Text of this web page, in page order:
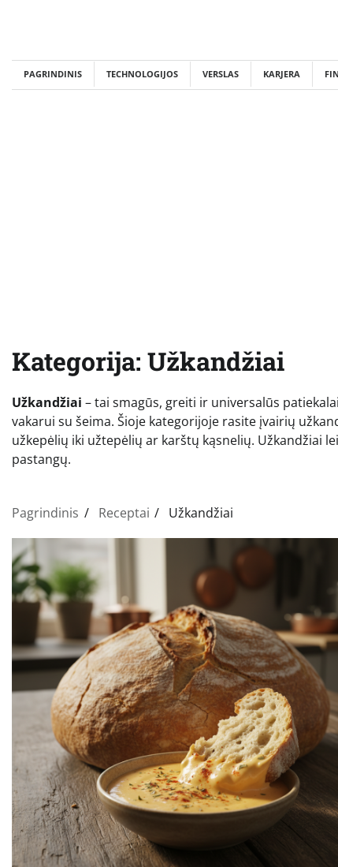
PAGRINDINIS TECHNOLOGIJOS VERSLAS KARJERA
Kategorija: Užkandžiai
Užkandžiai – tai smagūs, greiti ir universalūs
vakarui su šeima. Šioje kategorijoje rasite įvairių
užkepėlių iki užtepėlių ar karštų kąsnelių. Užkandžiai
pastangų.
Pagrindinis Receptai Užkandžiai